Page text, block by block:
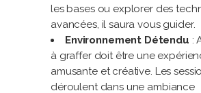
les bases ou explorer des
avancées, il saura vous guider.
Environnement Détendu :
à graffer doit être une
amusante et créative. Les
déroulent dans une ambiance